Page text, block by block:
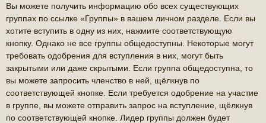
Вы можете получить информацию обо всех существующих
группах по ссылке «Группы» в вашем личном разделе. Если вы
хотите вступить в одну из них, нажмите соответствующую
кнопку. Однако не все группы общедоступны. Некоторые могут
требовать одобрения для вступления в них, могут быть
закрытыми или даже скрытыми. Если группа общедоступна, то
вы можете запросить членство в ней, щёлкнув по
соответствующей кнопке. Если требуется одобрение на участие
в группе, вы можете отправить запрос на вступление, щёлкнув
по соответствующей кнопке. Лидер группы должен будет